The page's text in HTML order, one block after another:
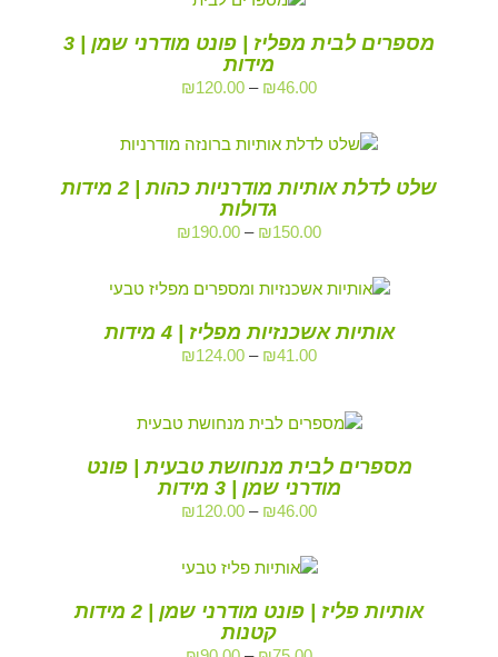
מספרים לבית מפליז | פונט מודרני שמן | 3
מידות
₪46.00
–
₪120.00
שלט לדלת אותיות מודרניות כהות | 2 מידות
גדולות
₪150.00
–
₪190.00
אותיות אשכנזיות מפליז | 4 מידות
₪41.00
–
₪124.00
מספרים לבית מנחושת טבעית | פונט
מודרני שמן | 3 מידות
₪46.00
–
₪120.00
אותיות פליז | פונט מודרני שמן | 2 מידות
קטנות